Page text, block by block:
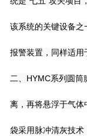
该系统的关键设备
报警装置，同样适用
二、HYMC系列圆筒
离，再将悬浮于气
袋采用脉冲清灰技术